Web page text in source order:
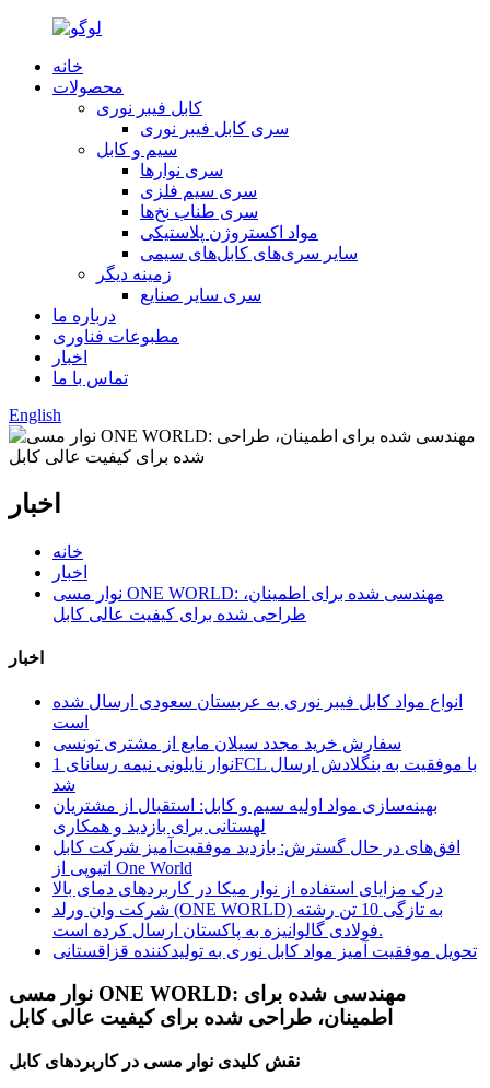
خانه
محصولات
کابل فیبر نوری
سری کابل فیبر نوری
سیم و کابل
سری نوارها
سری سیم فلزی
سری طناب نخ‌ها
مواد اکستروژن پلاستیکی
سایر سری‌های کابل‌های سیمی
زمینه دیگر
سری سایر صنایع
درباره ما
مطبوعات فناوری
اخبار
تماس با ما
English
اخبار
خانه
اخبار
نوار مسی ONE WORLD: مهندسی شده برای اطمینان،
طراحی شده برای کیفیت عالی کابل
اخبار
انواع مواد کابل فیبر نوری به عربستان سعودی ارسال شده
است
سفارش خرید مجدد سیلان مایع از مشتری تونسی
نوار نایلونی نیمه رسانای 1FCL با موفقیت به بنگلادش ارسال
شد
بهینه‌سازی مواد اولیه سیم و کابل: استقبال از مشتریان
لهستانی برای بازدید و همکاری
افق‌های در حال گسترش: بازدید موفقیت‌آمیز شرکت کابل
اتیوپی از One World
درک مزایای استفاده از نوار میکا در کاربردهای دمای بالا
شرکت وان ورلد (ONE WORLD) به تازگی 10 تن رشته
فولادی گالوانیزه به پاکستان ارسال کرده است.
تحویل موفقیت آمیز مواد کابل نوری به تولیدکننده قزاقستانی
نوار مسی ONE WORLD: مهندسی شده برای
اطمینان، طراحی شده برای کیفیت عالی کابل
نقش کلیدی نوار مسی در کاربردهای کابل